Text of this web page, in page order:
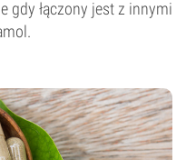
gdy łączony jest z innymi